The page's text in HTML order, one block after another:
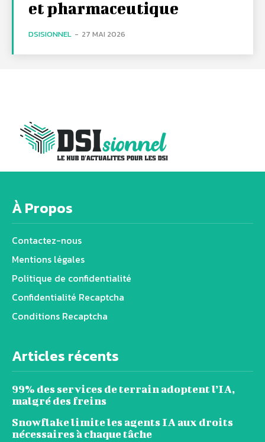
et pharmaceutique
DSISIONNEL - 27 MAI 2026
À Propos
Contactez-nous
Mentions légales
Politique de confidentialité
Confidentialité Recaptcha
Conditions Recaptcha
Articles récents
99% des services de terrain adoptent l’IA,
malgré des freins
Snowflake limite les agents IA aux droits
nécessaires à chaque tâche